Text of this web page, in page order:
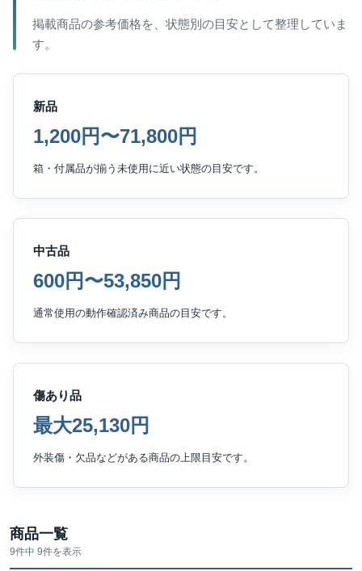
掲載商品の参考価格を、状態別の目安として整理していま
す。
新品
1,200円〜71,800円
箱・付属品が揃う未使用に近い状態の目安です。
中古品
600円〜53,850円
通常使用の動作確認済み商品の目安です。
傷あり品
最大25,130円
外装傷・欠品などがある商品の上限目安です。
商品一覧
9件中 9件を表示